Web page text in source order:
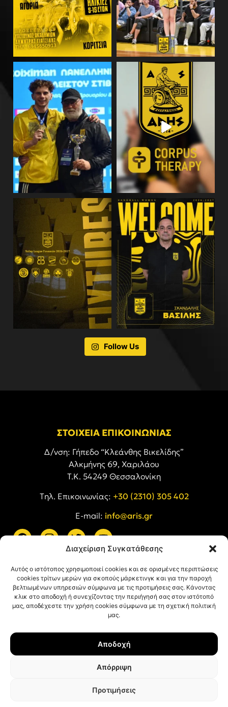
Διαχείριση Συγκατάθεσης
Αυτός ο ιστότοπος χρησιμοποιεί cookies και σε ορισμένες περιπτώσεις
cookies τρίτων μερών για σκοπούς μάρκετινγκ και για την παροχή
βελτιωμένων υπηρεσιών σύμφωνα με τις προτιμήσεις σας. Κάνοντας
κλικ στο αποδοχή ή συνεχίζοντας την περιήγησή σας στον ιστότοπό
μας, αποδέχεστε την χρήση cookies σύμφωνα με τη σχετική πολιτική
μας.
Αποδοχή
Απόρριψη
Προτιμήσεις
Follow Us
ΣΤΟΙΧΕΙΑ ΕΠΙΚΟΙΝΩΝΙΑΣ
Δ/νση: Γήπεδο “Κλεάνθης Βικελίδης”
Αλκμήνης 69, Χαριλάου
Τ.Κ. 54249 Θεσσαλονίκη
Tηλ. Επικοινωνίας: +30 (2310) 305 402
E-mail: info@aris.gr
Όροι Χρήσης
Πολιτική Cookies
© ΑΡΗΣ Α.Σ. All rights reserved.